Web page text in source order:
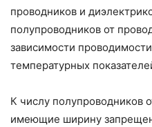
проводников и
полупроводников от
зависимости
температурных
К числу полупроводников
имеющие ширину